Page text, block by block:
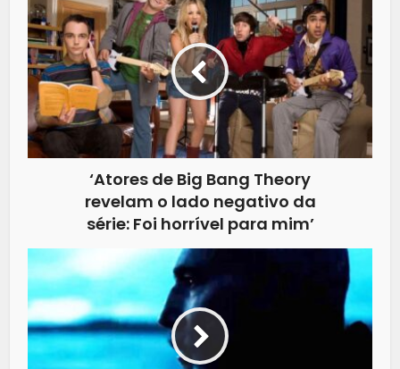
‘Atores de Big Bang Theory
revelam o lado negativo da
série: Foi horrível para mim’